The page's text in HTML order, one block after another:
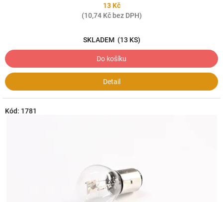
13 Kč
(10,74 Kč bez DPH)
SKLADEM (13 KS)
Do košíku
Detail
Kód: 1781